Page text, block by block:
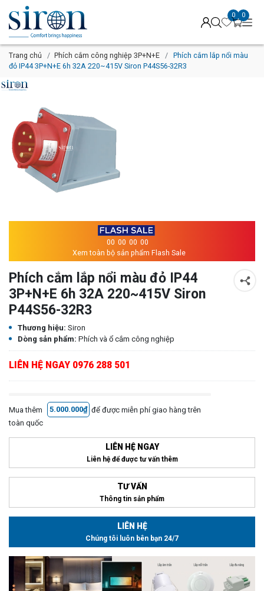
0 0
Trang chủ Phích cắm công nghiệp 3P+N+E
Phích cắm lắp nổi màu
đỏ IP44 3P+N+E 6h 32A 220~415V Siron P44S56-32R3
00 00 00 00
Xem toàn bộ sản phẩm Flash Sale
Phích cắm lắp nổi màu đỏ IP44
3P+N+E 6h 32A 220~415V Siron
P44S56-32R3
Thương hiệu: Siron
Dòng sản phẩm: Phích và ổ cắm công nghiệp
LIÊN HỆ NGAY 0976 288 501
Mua thêm 5.000.000₫ để được miễn phí giao hàng trên
toàn quốc
LIÊN HỆ NGAY
Liên hệ để được tư vấn thêm
TƯ VẤN
Thông tin sản phẩm
LIÊN HỆ
Chúng tôi luôn bên bạn 24/7